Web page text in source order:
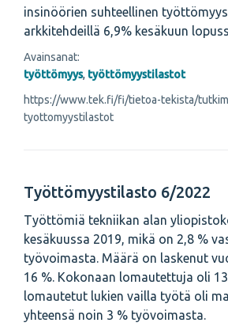
insinöörien suhteellinen
arkkitehdeillä 6,9% kesäkuun
Avainsanat:
työttömyys, työttömyystilastot
https://www.tek.fi/fi/tietoa-tekista/
tyottomyystilastot
Työttömyystilasto 6/2022
Työttömiä tekniikan alan
kesäkuussa 2019, mikä on 2,8 %
työvoimasta. Määrä on laskenut
16 %. Kokonaan lomautettuja oli
lomautetut lukien vailla työtä oli
yhteensä noin 3 % työvoimasta.